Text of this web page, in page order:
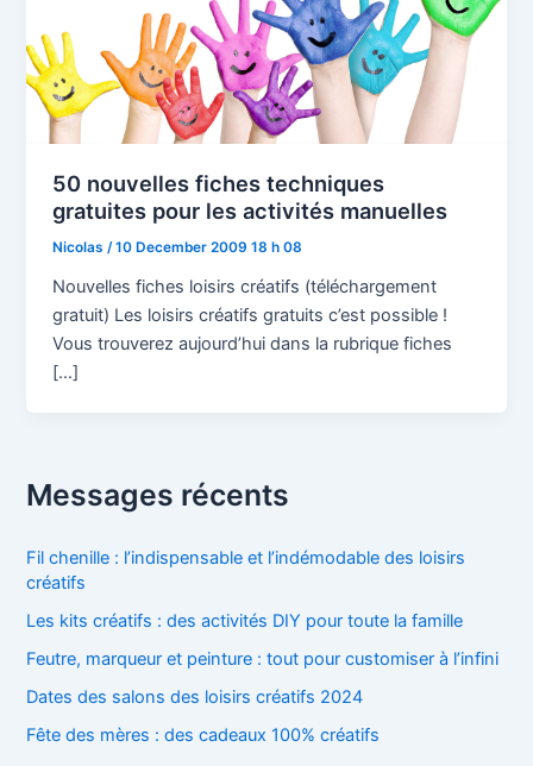
50 nouvelles fiches techniques
gratuites pour les activités manuelles
Nicolas /10 December 2009 18 h 08
Nouvelles fiches loisirs créatifs (téléchargement
gratuit) Les loisirs créatifs gratuits c’est possible !
Vous trouverez aujourd’hui dans la rubrique fiches
[…]
Messages récents
Fil chenille : l’indispensable et l’indémodable des loisirs
créatifs
Les kits créatifs : des activités DIY pour toute la famille
Feutre, marqueur et peinture : tout pour customiser à l’infini
Dates des salons des loisirs créatifs 2024
Fête des mères : des cadeaux 100% créatifs